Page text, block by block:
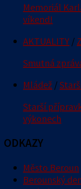
Memoriál
víkend!
AKTUALITY /
Smutná
Mládež /
Starší
výkonech
ODKAZY
Město Beroun
Berounský